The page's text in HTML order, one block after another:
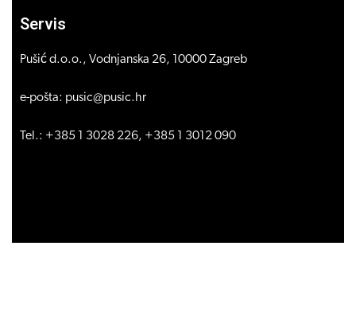
Servis
Pušić d.o.o., Vodnjanska 26, 10000 Zagreb
e-pošta: pusic@pusic.hr
Tel.: +385 1 3028 226, +385 1 3012 090